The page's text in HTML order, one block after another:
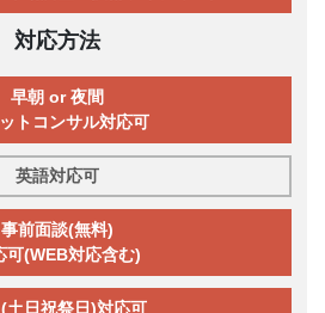
対応方法
早朝 or 夜間
トコンサル対応可
英語対応可
事前面談(無料)
可(WEB対応含む)
土日祝祭日)対応可